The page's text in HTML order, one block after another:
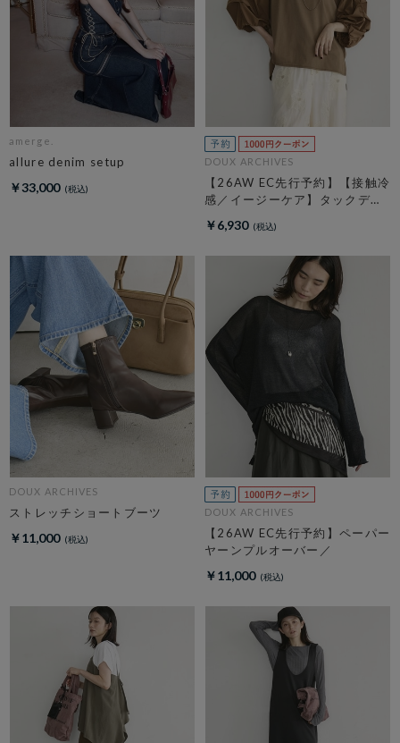
amerge.
allure denim setup
￥33,000
DOUX ARCHIVES
【26AW EC先行予約】【接触冷
感／イージーケア】タックデザ
￥6,930
DOUX ARCHIVES
ストレッチショートブーツ
￥11,000
DOUX ARCHIVES
【26AW EC先行予約】ペーパー
ヤーンプルオーバー／
￥11,000